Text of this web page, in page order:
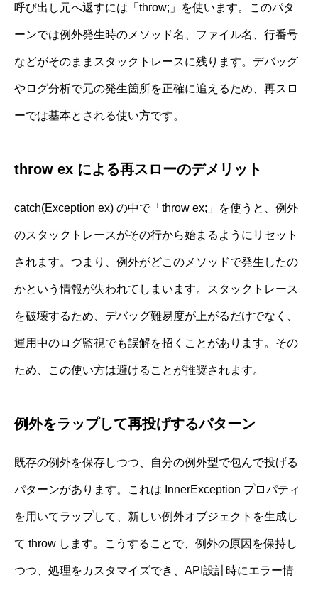
呼び出し元へ返すには「throw;」を使います。このパタ
ーンでは例外発生時のメソッド名、ファイル名、行番号
などがそのままスタックトレースに残ります。デバッグ
やログ分析で元の発生箇所を正確に追えるため、再スロ
ーでは基本とされる使い方です。
throw ex による再スローのデメリット
catch(Exception ex) の中で「throw ex;」を使うと、例外
のスタックトレースがその行から始まるようにリセット
されます。つまり、例外がどこのメソッドで発生したの
かという情報が失われてしまいます。スタックトレース
を破壊するため、デバッグ難易度が上がるだけでなく、
運用中のログ監視でも誤解を招くことがあります。その
ため、この使い方は避けることが推奨されます。
例外をラップして再投げするパターン
既存の例外を保存しつつ、自分の例外型で包んで投げる
パターンがあります。これは InnerException プロパティ
を用いてラップして、新しい例外オブジェクトを生成し
て throw します。こうすることで、例外の原因を保持し
つつ、処理をカスタマイズでき、API設計時にエラー情